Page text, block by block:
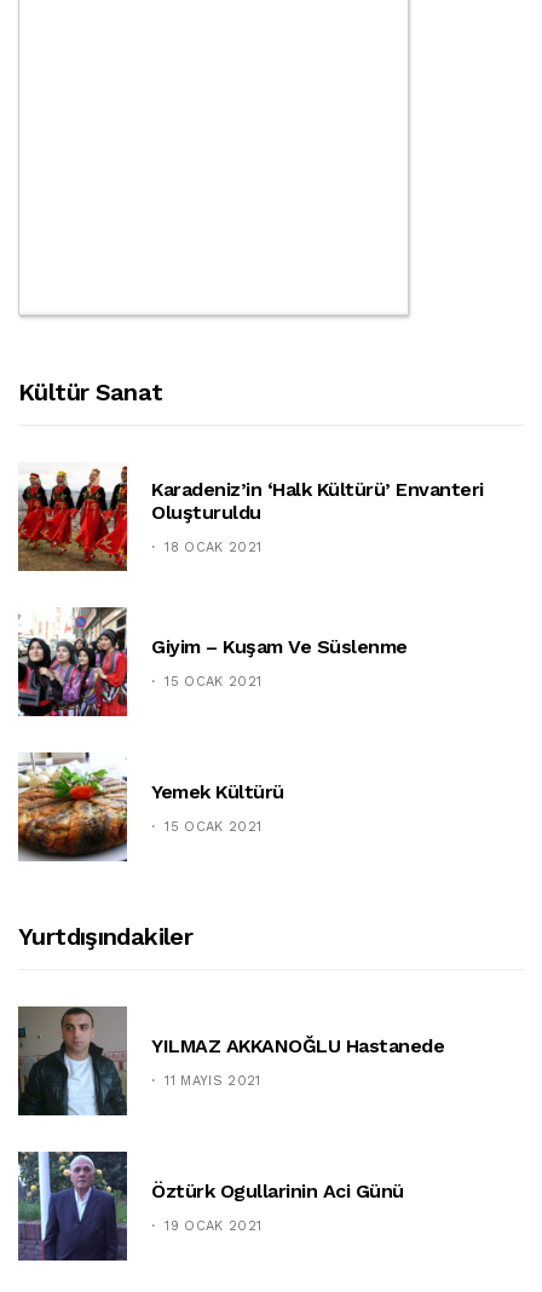
Kültür Sanat
Karadeniz’in ‘halk Kültürü’ Envanteri
Oluşturuldu
18 OCAK 2021
Giyim – Kuşam Ve Süslenme
15 OCAK 2021
Yemek Kültürü
15 OCAK 2021
Yurtdışındakiler
YILMAZ AKKANOĞLU Hastanede
11 MAYIS 2021
Öztürk Ogullarinin Aci Günü
19 OCAK 2021